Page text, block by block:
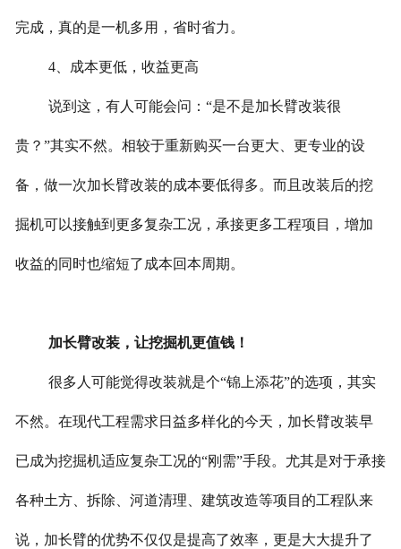
完成，真的是一机多用，省时省力。
4、成本更低，收益更高
说到这，有人可能会问：“是不是加长臂改装很
贵？”其实不然。相较于重新购买一台更大、更专业的设
备，做一次加长臂改装的成本要低得多。而且改装后的挖
掘机可以接触到更多复杂工况，承接更多工程项目，增加
收益的同时也缩短了成本回本周期。
加长臂改装，让挖掘机更值钱！
很多人可能觉得改装就是个“锦上添花”的选项，其实
不然。在现代工程需求日益多样化的今天，加长臂改装早
已成为挖掘机适应复杂工况的“刚需”手段。尤其是对于承接
各种土方、拆除、河道清理、建筑改造等项目的工程队来
说，加长臂的优势不仅仅是提高了效率，更是大大提升了